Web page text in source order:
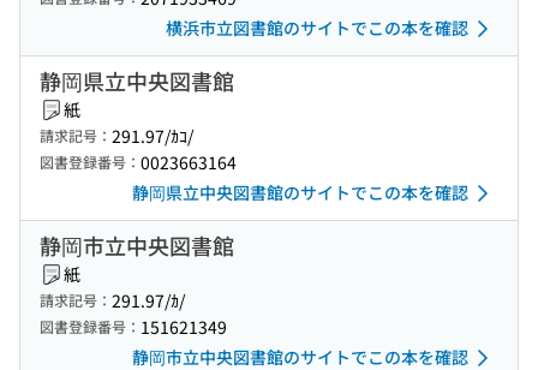
横浜市立図書館のサイトでこの本を確認
静岡県立中央図書館
紙
請求記号： 291.97/ｶｺ/
図書登録番号： 0023663164
静岡県立中央図書館のサイトでこの本を確認
静岡市立中央図書館
紙
請求記号： 291.97/ｶ/
図書登録番号： 151621349
静岡市立中央図書館のサイトでこの本を確認